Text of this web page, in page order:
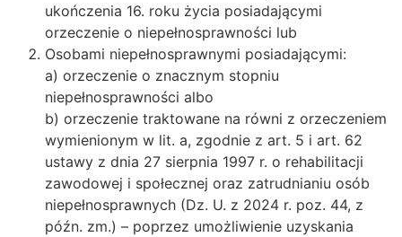
ukończenia 16. roku życia posiadającymi
orzeczenie o niepełnosprawności lub
Osobami niepełnosprawnymi posiadającymi:
a) orzeczenie o znacznym stopniu
niepełnosprawności albo
b) orzeczenie traktowane na równi z orzeczeniem
wymienionym w lit. a, zgodnie z art. 5 i art. 62
ustawy z dnia 27 sierpnia 1997 r. o rehabilitacji
zawodowej i społecznej oraz zatrudnianiu osób
niepełnosprawnych (Dz. U. z 2024 r. poz. 44, z
późn. zm.) – poprzez umożliwienie uzyskania